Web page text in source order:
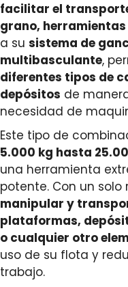
facilitar el
grano,
a su sistema de
multibasculante,
diferentes tipos de
depósitos de
necesidad de
Este tipo de
5.000 kg hasta
una herramienta
potente. Con un
manipular y
plataformas,
o cualquier otro
uso de su flota y
trabajo.